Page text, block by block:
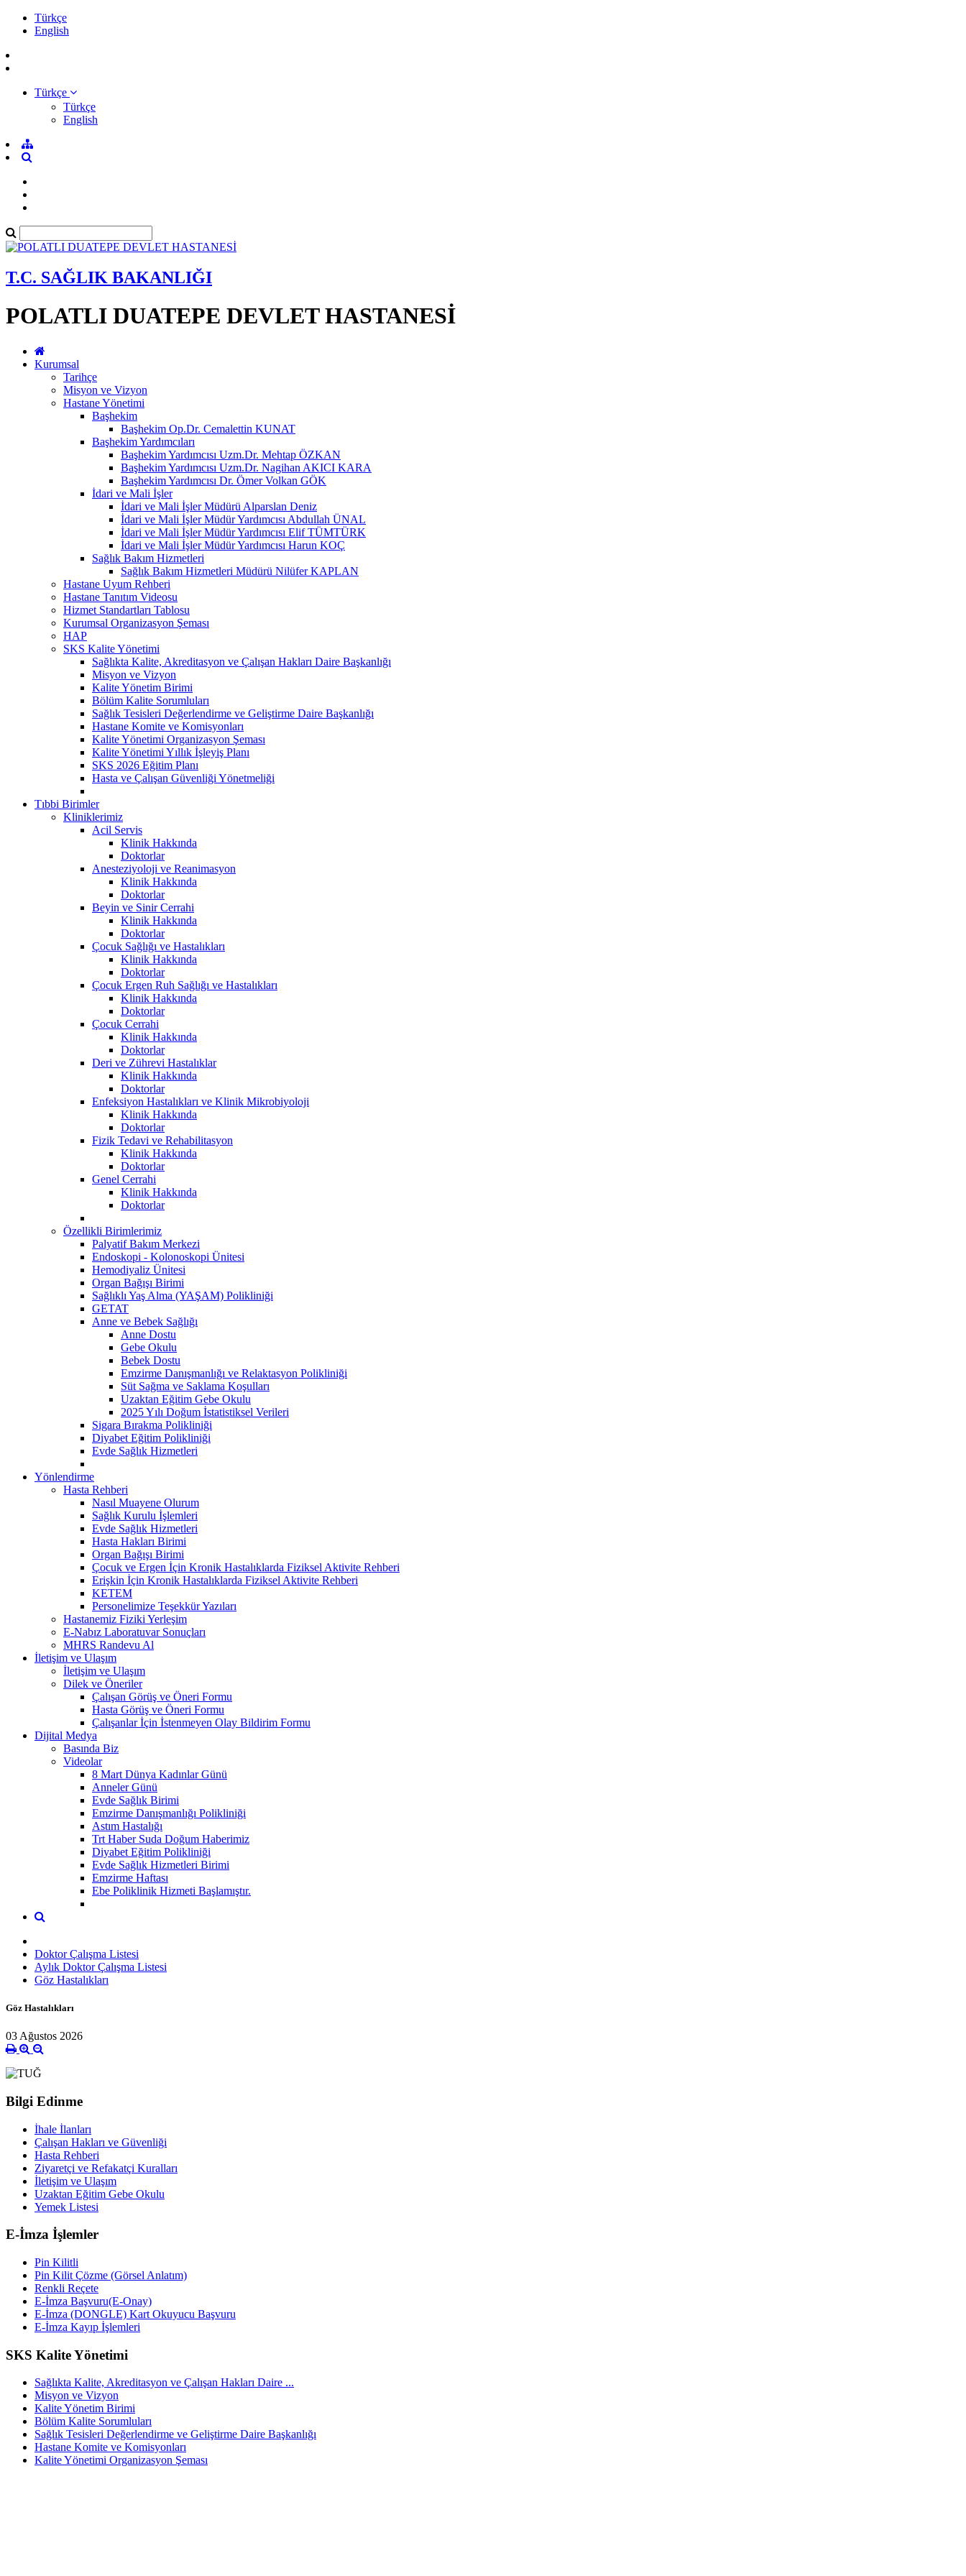
Türkçe
English
Türkçe
Türkçe
English
T.C. SAĞLIK BAKANLIĞI
POLATLI DUATEPE DEVLET HASTANESİ
Kurumsal
Tarihçe
Misyon ve Vizyon
Hastane Yönetimi
Başhekim
Başhekim Op.Dr. Cemalettin KUNAT
Başhekim Yardımcıları
Başhekim Yardımcısı Uzm.Dr. Mehtap ÖZKAN
Başhekim Yardımcısı Uzm.Dr. Nagihan AKICI KARA
Başhekim Yardımcısı Dr. Ömer Volkan GÖK
İdari ve Mali İşler
İdari ve Mali İşler Müdürü Alparslan Deniz
İdari ve Mali İşler Müdür Yardımcısı Abdullah ÜNAL
İdari ve Mali İşler Müdür Yardımcısı Elif TÜMTÜRK
İdari ve Mali İşler Müdür Yardımcısı Harun KOÇ
Sağlık Bakım Hizmetleri
Sağlık Bakım Hizmetleri Müdürü Nilüfer KAPLAN
Hastane Uyum Rehberi
Hastane Tanıtım Videosu
Hizmet Standartları Tablosu
Kurumsal Organizasyon Şeması
HAP
SKS Kalite Yönetimi
Sağlıkta Kalite, Akreditasyon ve Çalışan Hakları Daire Başkanlığı
Misyon ve Vizyon
Kalite Yönetim Birimi
Bölüm Kalite Sorumluları
Sağlık Tesisleri Değerlendirme ve Geliştirme Daire Başkanlığı
Hastane Komite ve Komisyonları
Kalite Yönetimi Organizasyon Şeması
Kalite Yönetimi Yıllık İşleyiş Planı
SKS 2026 Eğitim Planı
Hasta ve Çalışan Güvenliği Yönetmeliği
Tıbbi Birimler
Kliniklerimiz
Acil Servis
Klinik Hakkında
Doktorlar
Anesteziyoloji ve Reanimasyon
Klinik Hakkında
Doktorlar
Beyin ve Sinir Cerrahi
Klinik Hakkında
Doktorlar
Çocuk Sağlığı ve Hastalıkları
Klinik Hakkında
Doktorlar
Çocuk Ergen Ruh Sağlığı ve Hastalıkları
Klinik Hakkında
Doktorlar
Çocuk Cerrahi
Klinik Hakkında
Doktorlar
Deri ve Zührevi Hastalıklar
Klinik Hakkında
Doktorlar
Enfeksiyon Hastalıkları ve Klinik Mikrobiyoloji
Klinik Hakkında
Doktorlar
Fizik Tedavi ve Rehabilitasyon
Klinik Hakkında
Doktorlar
Genel Cerrahi
Klinik Hakkında
Doktorlar
Özellikli Birimlerimiz
Palyatif Bakım Merkezi
Endoskopi - Kolonoskopi Ünitesi
Hemodiyaliz Ünitesi
Organ Bağışı Birimi
Sağlıklı Yaş Alma (YAŞAM) Polikliniği
GETAT
Anne ve Bebek Sağlığı
Anne Dostu
Gebe Okulu
Bebek Dostu
Emzirme Danışmanlığı ve Relaktasyon Polikliniği
Süt Sağma ve Saklama Koşulları
Uzaktan Eğitim Gebe Okulu
2025 Yılı Doğum İstatistiksel Verileri
Sigara Bırakma Polikliniği
Diyabet Eğitim Polikliniği
Evde Sağlık Hizmetleri
Yönlendirme
Hasta Rehberi
Nasıl Muayene Olurum
Sağlık Kurulu İşlemleri
Evde Sağlık Hizmetleri
Hasta Hakları Birimi
Organ Bağışı Birimi
Çocuk ve Ergen İçin Kronik Hastalıklarda Fiziksel Aktivite Rehberi
Erişkin İçin Kronik Hastalıklarda Fiziksel Aktivite Rehberi
KETEM
Personelimize Teşekkür Yazıları
Hastanemiz Fiziki Yerleşim
E-Nabız Laboratuvar Sonuçları
MHRS Randevu Al
İletişim ve Ulaşım
İletişim ve Ulaşım
Dilek ve Öneriler
Çalışan Görüş ve Öneri Formu
Hasta Görüş ve Öneri Formu
Çalışanlar İçin İstenmeyen Olay Bildirim Formu
Dijital Medya
Basında Biz
Videolar
8 Mart Dünya Kadınlar Günü
Anneler Günü
Evde Sağlık Birimi
Emzirme Danışmanlığı Polikliniği
Astım Hastalığı
Trt Haber Suda Doğum Haberimiz
Diyabet Eğitim Polikliniği
Evde Sağlık Hizmetleri Birimi
Emzirme Haftası
Ebe Poliklinik Hizmeti Başlamıştır.
Doktor Çalışma Listesi
Aylık Doktor Çalışma Listesi
Göz Hastalıkları
Göz Hastalıkları
03 Ağustos 2026
Bilgi Edinme
İhale İlanları
Çalışan Hakları ve Güvenliği
Hasta Rehberi
Ziyaretçi ve Refakatçi Kuralları
İletişim ve Ulaşım
Uzaktan Eğitim Gebe Okulu
Yemek Listesi
E-İmza İşlemler
Pin Kilitli
Pin Kilit Çözme (Görsel Anlatım)
Renkli Reçete
E-İmza Başvuru(E-Onay)
E-İmza (DONGLE) Kart Okuyucu Başvuru
E-İmza Kayıp İşlemleri
SKS Kalite Yönetimi
Sağlıkta Kalite, Akreditasyon ve Çalışan Hakları Daire ...
Misyon ve Vizyon
Kalite Yönetim Birimi
Bölüm Kalite Sorumluları
Sağlık Tesisleri Değerlendirme ve Geliştirme Daire Başkanlığı
Hastane Komite ve Komisyonları
Kalite Yönetimi Organizasyon Şeması